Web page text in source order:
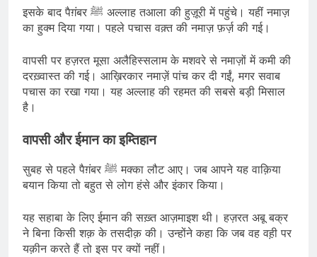
इसके बाद पैग़ंबर ﷺ अल्लाह तआला की हुज़ूरी में पहुंचे। यहीं नमाज़
का हुक्म दिया गया। पहले पचास वक़्त की नमाज़ फ़र्ज़ की गई।
वापसी पर हज़रत मूसा अलैहिस्सलाम के मशवरे से नमाज़ों में कमी की
दरख़्वास्त की गई। आख़िरकार नमाज़ें पांच कर दी गईं, मगर सवाब
पचास का रखा गया। यह अल्लाह की रहमत की सबसे बड़ी मिसाल
है।
वापसी और ईमान का इम्तिहान
सुबह से पहले पैग़ंबर ﷺ मक्का लौट आए। जब आपने यह वाक़िया
बयान किया तो बहुत से लोग हंसे और इंकार किया।
यह सहाबा के लिए ईमान की सख़्त आज़माइश थी। हज़रत अबू बक्र
ने बिना किसी शक़ के तसदीक़ की। उन्होंने कहा कि जब वह वह़ी पर
यक़ीन करते हैं तो इस पर क्यों नहीं।